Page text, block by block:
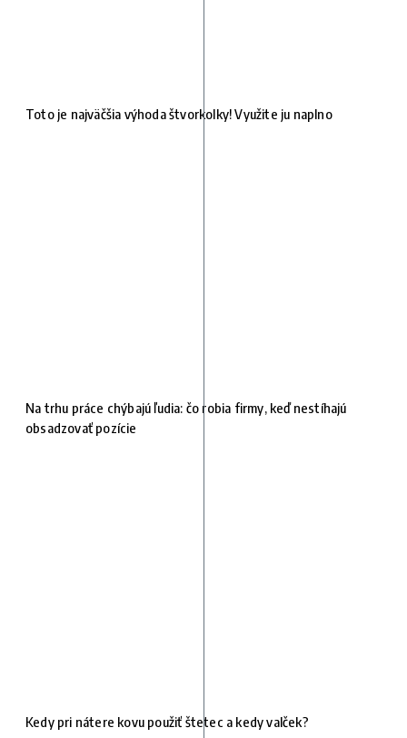
Toto je najväčšia výhoda štvorkolky! Využite ju naplno
Na trhu práce chýbajú ľudia: čo robia firmy, keď nestíhajú
obsadzovať pozície
Kedy pri nátere kovu použiť štetec a kedy valček?